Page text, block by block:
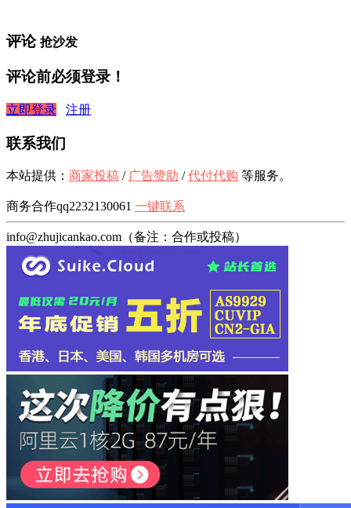
评论 抢沙发
评论前必须登录！
立即登录 注册
联系我们
本站提供： 商家投稿 / 广告赞助 /代付代购 等服务。
商务合作qq2232130061 一键联系
info@zhujicankao.com（备注：合作或投稿）